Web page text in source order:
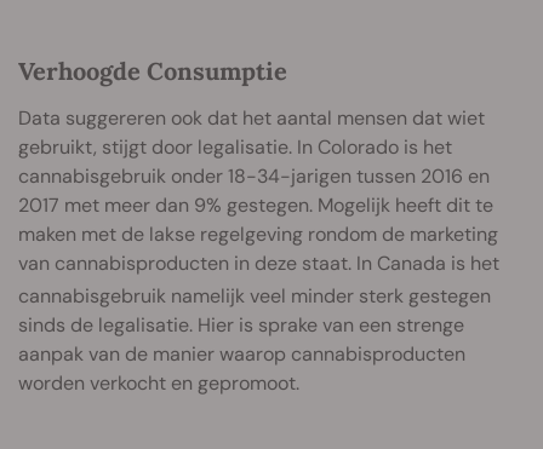
Verhoogde Consumptie
Data suggereren ook dat het aantal mensen dat wiet
gebruikt, stijgt door legalisatie. In Colorado is het
cannabisgebruik onder 18-34-jarigen tussen 2016 en
2017 met meer dan 9% gestegen. Mogelijk heeft dit te
maken met de lakse regelgeving rondom de marketing
van cannabisproducten in deze staat. In Canada is het
cannabisgebruik namelijk veel minder sterk gestegen
sinds de legalisatie. Hier is sprake van een strenge
aanpak van de manier waarop cannabisproducten
worden verkocht en gepromoot.